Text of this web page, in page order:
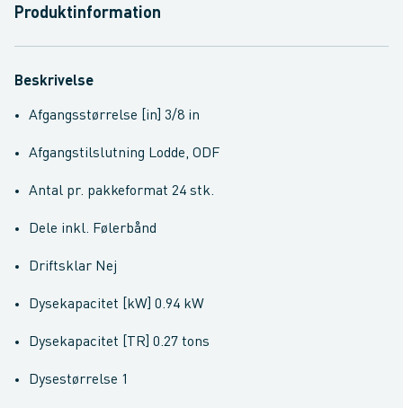
Produktinformation
Beskrivelse
Afgangsstørrelse [in] 3/8 in
Afgangstilslutning Lodde, ODF
Antal pr. pakkeformat 24 stk.
Dele inkl. Følerbånd
Driftsklar Nej
Dysekapacitet [kW] 0.94 kW
Dysekapacitet [TR] 0.27 tons
Dysestørrelse 1